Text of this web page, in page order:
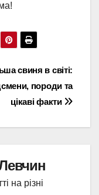
свиня в світі:
породи та
цікаві факти
на різні